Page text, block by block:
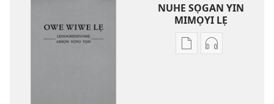
NUHE SỌGAN YIN
MIMỌYI LẸ
Lehe Lehe